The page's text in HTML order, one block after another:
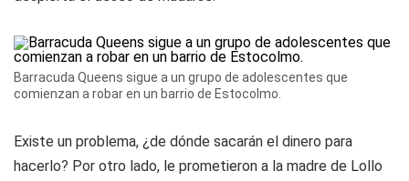
Barracuda Queens sigue a un grupo de adolescentes que
comienzan a robar en un barrio de Estocolmo.
Existe un problema, ¿de dónde sacarán el dinero para
hacerlo? Por otro lado, le prometieron a la madre de Lollo